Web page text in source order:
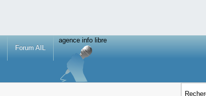
Forum AIL
agence info libre